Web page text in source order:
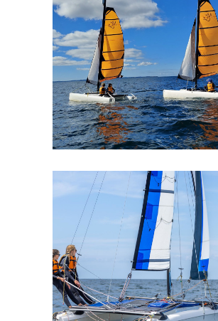
Catamaran 12
Catamaran 16